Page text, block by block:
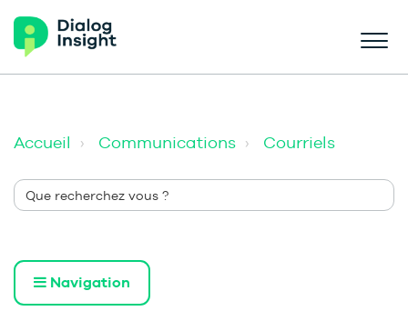
Accueil Communications Courriels
Navigation